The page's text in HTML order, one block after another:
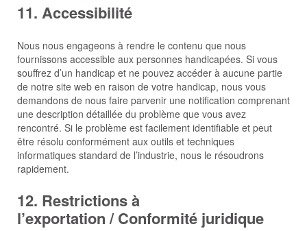
11. Accessibilité
Nous nous engageons à rendre le contenu que nous
fournissons accessible aux personnes handicapées. Si vous
souffrez d’un handicap et ne pouvez accéder à aucune partie
de notre site web en raison de votre handicap, nous vous
demandons de nous faire parvenir une notification comprenant
une description détaillée du problème que vous avez
rencontré. Si le problème est facilement identifiable et peut
être résolu conformément aux outils et techniques
informatiques standard de l’industrie, nous le résoudrons
rapidement.
12. Restrictions à
l’exportation / Conformité juridique